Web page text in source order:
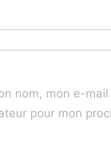
nom, mon e-
pour mon